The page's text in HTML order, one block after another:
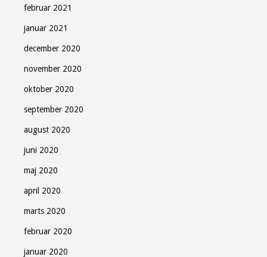
februar 2021
januar 2021
december 2020
november 2020
oktober 2020
september 2020
august 2020
juni 2020
maj 2020
april 2020
marts 2020
februar 2020
januar 2020